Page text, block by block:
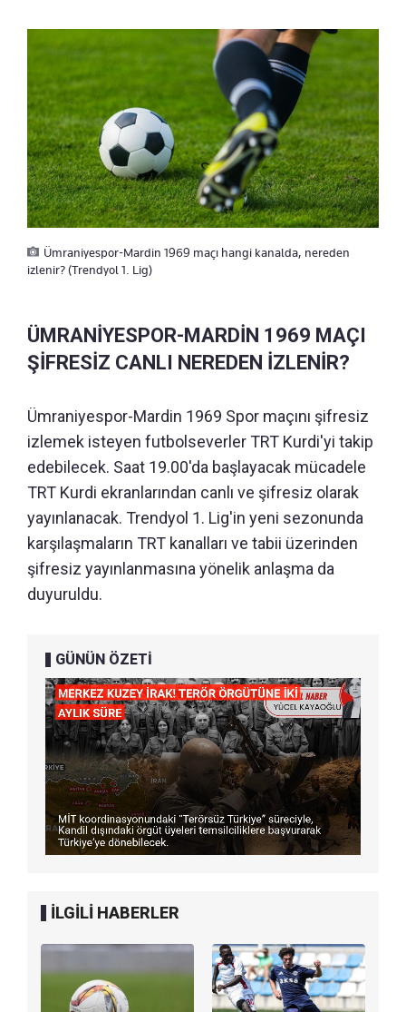
Ümraniyespor-Mardin 1969 maçı hangi kanalda, nereden
izlenir? (Trendyol 1. Lig)
ÜMRANİYESPOR-MARDİN 1969 MAÇI
ŞİFRESİZ CANLI NEREDEN İZLENİR?
Ümraniyespor-Mardin 1969 Spor maçını şifresiz
izlemek isteyen futbolseverler TRT Kurdi'yi takip
edebilecek. Saat 19.00'da başlayacak mücadele
TRT Kurdi ekranlarından canlı ve şifresiz olarak
yayınlanacak. Trendyol 1. Lig'in yeni sezonunda
karşılaşmaların TRT kanalları ve tabii üzerinden
şifresiz yayınlanmasına yönelik anlaşma da
duyuruldu.
GÜNÜN ÖZETİ
İLGİLİ HABERLER